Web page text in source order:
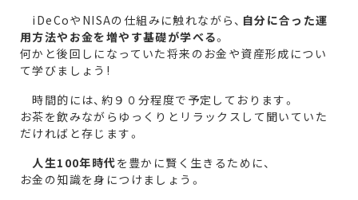
iDeCoやNISAの仕組みに触れながら、 自分に合った運
用方法やお金を増やす基礎が学べる。
何かと後回しになっていた将来のお金や資産形成につい
て学びましょう!
時間的には、約９０分程度で予定しております。
お茶を飲みながらゆっくりとリラックスして聞いていた
だければと存じます。
人生100年時代を豊かに賢く生きるために、
お金の知識を身につけましょう。